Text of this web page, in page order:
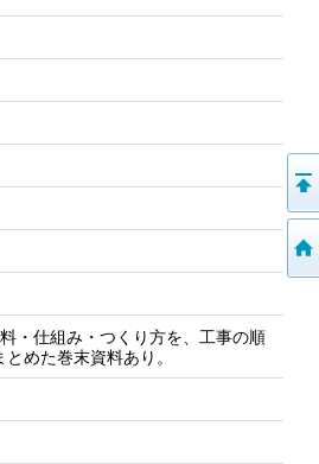
・仕組み・つくり方を、工事の順
めた巻末資料あり。